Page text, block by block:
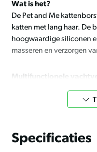
Wat is het?
De Pet and Me
katten met lang haar. De
hoogwaardige siliconen
masseren en verzorgen
Multifunctionele
wordt de huid zacht
helpen om haren van
Specificaties